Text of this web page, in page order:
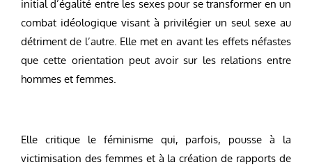
initial d’égalité entre les sexes pour se transformer en un
combat idéologique visant à privilégier un seul sexe au
détriment de l’autre. Elle met en avant les effets néfastes
que cette orientation peut avoir sur les relations entre
hommes et femmes.
Elle critique le féminisme qui, parfois, pousse à la
victimisation des femmes et à la création de rapports de